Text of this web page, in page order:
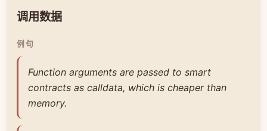
调用数据
例句
Function arguments are passed to smart
contracts as calldata, which is cheaper than
memory.